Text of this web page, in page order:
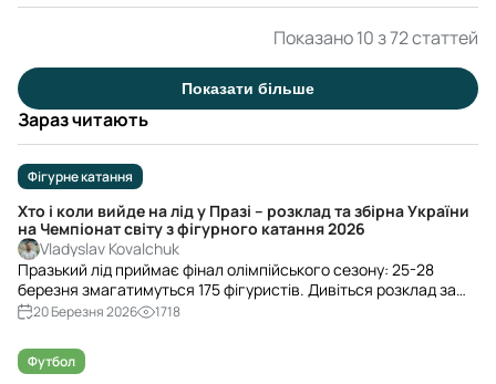
Показано 10 з 72 статтей
Показати більше
Зараз читають
Фігурне катання
Хто і коли вийде на лід у Празі – розклад та збірна України
на Чемпіонат світу з фігурного катання 2026
Vladyslav Kovalchuk
Празький лід приймає фінал олімпійського сезону: 25-28
березня змагатимуться 175 фігуристів. Дивіться розклад за
київським часом і повний склад збірної України – коли
дуети.
20 Березня 2026 1718
Футбол